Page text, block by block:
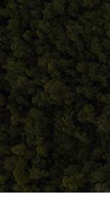
S.C. Atelierul de
J12/419/2016
CIF 35566674